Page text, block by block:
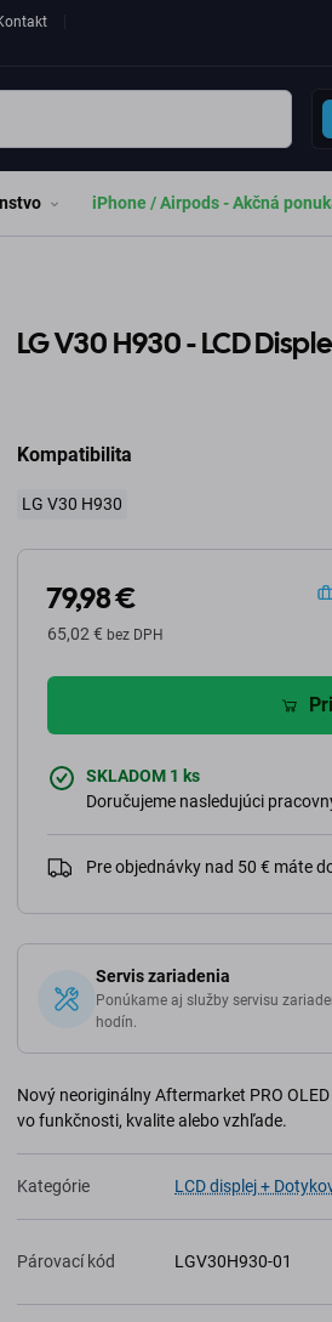
iPhone / Airpods - Akčná
LG V30 H930 - LCD
Kompatibilita
LG V30 H930
79,98 €
65,02 € bez DPH
SKLADOM 1 ks
Doručujeme nasledujúci
Pre objednávky nad 50 € máte
Servis zariadenia
Ponúkame aj služby servisu
hodín.
Nový neoriginálny Aftermarket PRO
vo funkčnosti, kvalite alebo vzhľade.
Kategórie LCD displej +
Párovací kód LGV30H930-01